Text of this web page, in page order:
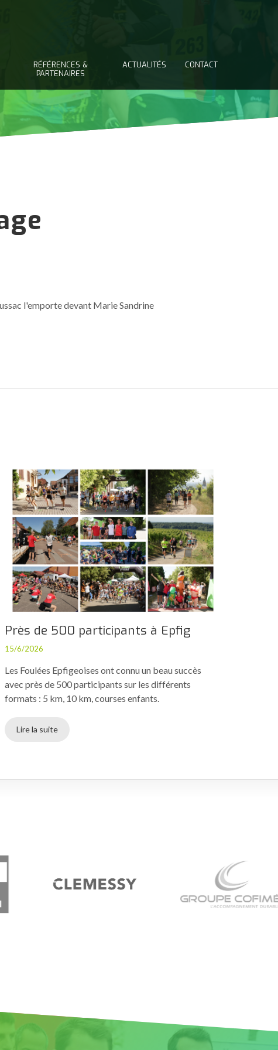
RÉFÉRENCES &
PARTENAIRES
ACTUALITÉS CONTACT
l'emporte devant Marie Sandrine
Près de 500 participants à Epfig
15/6/2026
Les Foulées Epfigeoises ont connu un beau succès
avec près de 500 participants sur les différents
formats : 5 km, 10 km, courses enfants.
Lire la suite